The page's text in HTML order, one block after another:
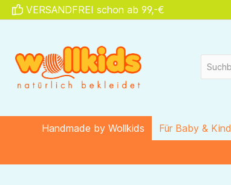
Zur Hauptnavigation springen
VERSANDFREI schon ab 99,-€
Handmade by Wollkids Für Baby & Kind